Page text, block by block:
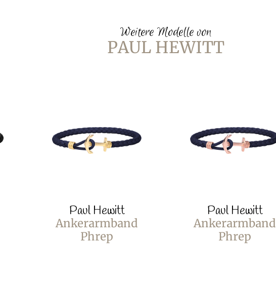
Weitere Modelle von
PAUL HEWITT
Paul Hewitt
Ankerarmband
Phrep
Paul Hewitt
Ankerarmband
Phrep